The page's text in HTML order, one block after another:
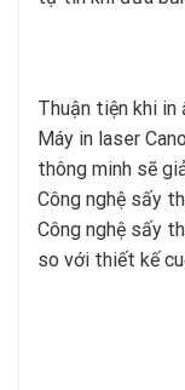
Thuận tiện khi in
Máy in laser
thông minh sẽ
Công nghệ sấy
Công nghệ sấy
so với thiết kế